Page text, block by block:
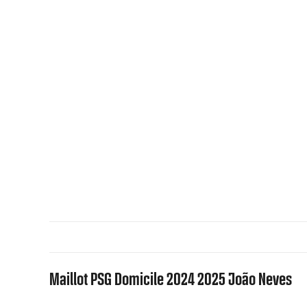
Maillot PSG Domicile 2024 2025 João Neves